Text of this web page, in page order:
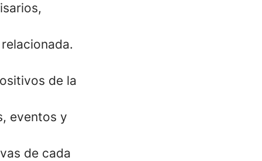
de la
eventos y
de cada